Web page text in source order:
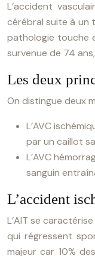
L’accident
cérébral suite à un
pathologie touche
survenue de 74
Les deux
On distingue deux
L’AVC
par un caillot
L’AVC
sanguin
L’accident
L’AIT se
qui régressent
majeur car 10%